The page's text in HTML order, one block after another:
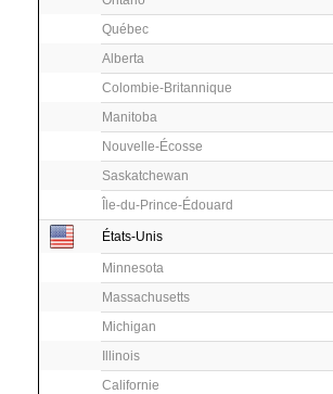
Québec
Alberta
Colombie-Britannique
Manitoba
Nouvelle-Écosse
Saskatchewan
Île-du-Prince-Édouard
États-Unis
Minnesota
Massachusetts
Michigan
Illinois
Californie